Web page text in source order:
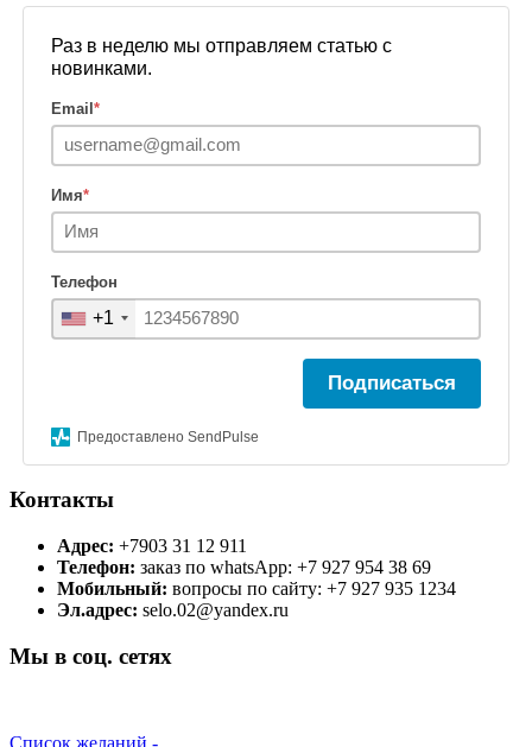
Раз в неделю мы отправляем статью с
новинками.
Email*
Имя*
Телефон
+1
Подписаться
Предоставлено SendPulse
Контакты
Адрес: +7903 31 12 911
Телефон: заказ по whatsApp: +7 927 954 38 69
Мобильный: вопросы по сайту: +7 927 935 1234
Эл.адрес: selo.02@yandex.ru
Мы в соц. сетях
Список желаний -